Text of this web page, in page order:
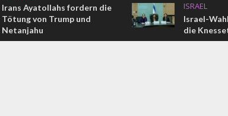
Irans Ayatollahs fordern die
Tötung von Trump und
Netanjahu
ISRAEL
Israel-
die